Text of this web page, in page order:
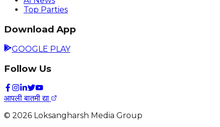
Top Parties
Download App
GOOGLE PLAY
Follow Us
आपली बातमी द्या
© 2026 Loksangharsh Media Group